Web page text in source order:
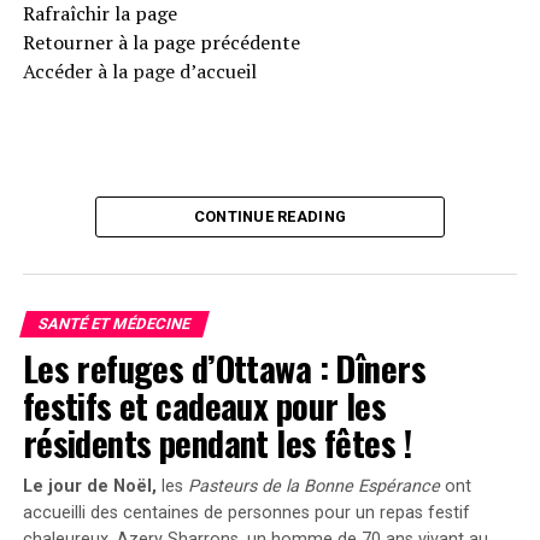
Rafraîchir la page
Retourner à la page précédente
Accéder à la page d’accueil
CONTINUE READING
SANTÉ ET MÉDECINE
Les refuges d’Ottawa : Dîners
festifs et cadeaux pour les
résidents pendant les fêtes !
Le jour de Noël, les Pasteurs de la Bonne Espéranceont
accueilli des centaines de personnes pour un repas festif